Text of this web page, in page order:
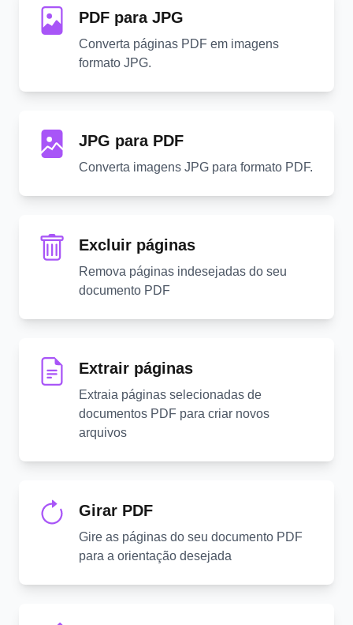
PDF para JPG
Converta páginas PDF em imagens
formato JPG.
JPG para PDF
Converta imagens JPG para formato PDF.
Excluir páginas
Remova páginas indesejadas do seu
documento PDF
Extrair páginas
Extraia páginas selecionadas de
documentos PDF para criar novos
arquivos
Girar PDF
Gire as páginas do seu documento PDF
para a orientação desejada